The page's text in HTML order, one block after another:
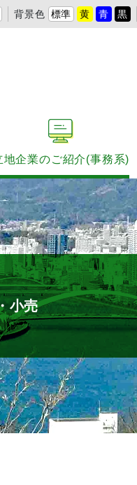
背景色 標準 黄 青 黒
地企業のご紹介(事務系)
小売